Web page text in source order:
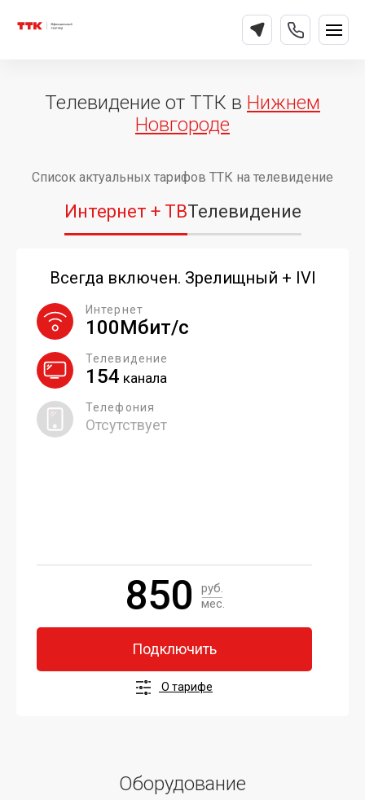
Телевидение от ТТК в Нижнем
Новгороде
Список актуальных тарифов ТТК на телевидение
Интернет + ТВТелевидение
Всегда включен. Зрелищный + IVI
100Мбит/с
Интернет
154 канала
Телевидение
Отсутствует
Телефония
850
руб.
мес.
Подключить
О тарифе
Оборудование